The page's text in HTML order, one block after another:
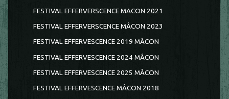
FESTIVAL EFFERVERSCENCE MACON 2021
FESTIVAL EFFERVERSCENCE MÂCON 2023
FESTIVAL EFFERVESCENCE 2019 MÂCON
FESTIVAL EFFERVESCENCE 2024 MÂCON
FESTIVAL EFFERVESCENCE 2025 MÂCON
FESTIVAL EFFERVESCENCE MÂCON 2018